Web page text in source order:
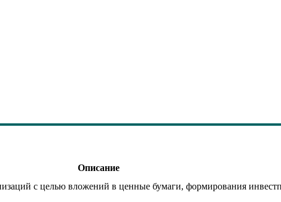
Описание
с целью вложений в ценные бумаги, формирования